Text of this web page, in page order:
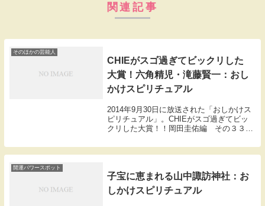
関連記事
そのほかの芸能人
CHIEがスゴ過ぎてビックリした
大賞！六角精児・滝藤賢一：おし
かけスピリチュアル
2014年9月30日に放送された「おしかけス
ピリチュアル」。CHIEがスゴ過ぎてビッ
クリした大賞！！岡田圭佑編 その３３度
精児と柄本明のサラブレッド、柄本時生の
俳優コンビ。収録後のインタビュー。六角
開運パワースポット
子宝に恵まれる山中諏訪神社：お
しかけスピリチュアル